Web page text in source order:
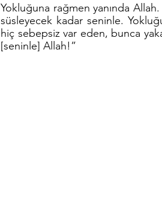
Yokluğuna rağmen yanında Allah.
süsleyecek kadar seninle.
hiç sebepsiz var eden, bunca
[seninle] Allah!”